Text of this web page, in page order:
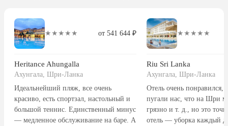
★★★★★ от 541 644 ₽
Heritance Ahungalla
Ахунгала, Шри-Ланка
Идеальнейший пляж, все очень
красиво, есть спортзал, настольный и
большой теннис. Единственный минус
— медленное обслуживание на баре. А
★★★★★
Riu Sri Lanka
Ахунгала, Шри-Ланка
Отель очень понравился,
пугали нас, что на Шри
грязно и т. д., но это
отель — уборка каждый